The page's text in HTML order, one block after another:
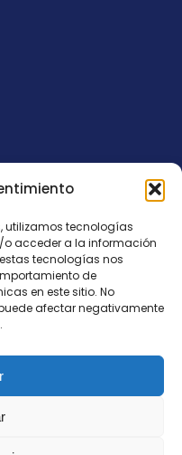
utilizamos tecnologías
acceder a la información
tecnologías nos
de
en este sitio. No
afectar negativamente